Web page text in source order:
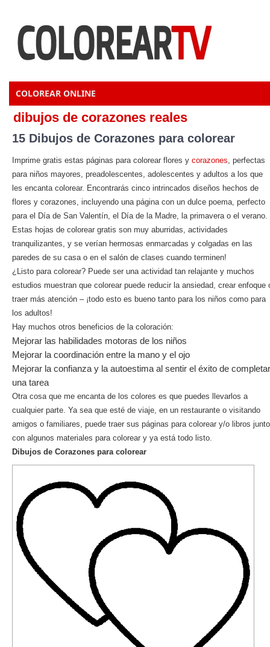
COLOREAR ONLINE
dibujos de corazones reales
15 Dibujos de Corazones para colorear
Imprime gratis estas páginas para colorear flores y corazones, perfectas
para niños mayores, preadolescentes, adolescentes y adultos a los que
les encanta colorear. Encontrarás cinco intrincados diseños hechos de
flores y corazones, incluyendo una página con un dulce poema, perfecto
para el Día de San Valentín, el Día de la Madre, la primavera o el verano.
Estas hojas de colorear gratis son muy aburridas, actividades
tranquilizantes, y se verían hermosas enmarcadas y colgadas en las
paredes de su casa o en el salón de clases cuando terminen!
¿Listo para colorear? Puede ser una actividad tan relajante y muchos
estudios muestran que colorear puede reducir la ansiedad, crear enfoque
traer más atención – ¡todo esto es bueno tanto para los niños como para
los adultos!
Hay muchos otros beneficios de la coloración:
Mejorar las habilidades motoras de los niños
Mejorar la coordinación entre la mano y el ojo
Mejorar la confianza y la autoestima al sentir el éxito de completar
una tarea
Otra cosa que me encanta de los colores es que puedes llevarlos a
cualquier parte. Ya sea que esté de viaje, en un restaurante o visitando
amigos o familiares, puede traer sus páginas para colorear y/o libros junto
con algunos materiales para colorear y ya está todo listo.
Dibujos de Corazones para colorear